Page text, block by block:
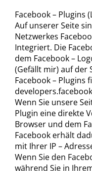
Facebook – Plugins
Auf unserer Seite
Netzwerkes
Integriert. Die
dem Facebook –
(Gefällt mir) auf der
Facebook – Plugins
Wenn Sie unsere
Plugin eine direkte
Browser und dem
Facebook erhält
mit Ihrer IP –
Wenn Sie den
während Sie in